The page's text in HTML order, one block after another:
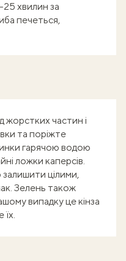
25 хвилин за
печеться,
жорстких частин і
та поріжте
гарячою водою
ложки каперсів.
залишити цілими,
Зелень також
випадку це кінза
їх.